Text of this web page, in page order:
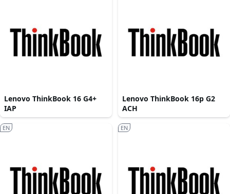
Lenovo ThinkBook 16 G4+
IAP
Lenovo ThinkBook 16p G2
ACH
EN EN